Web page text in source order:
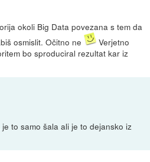
okoli Big Data povezana s tem da
osmislit. Očitno ne
Verjetno
bo sproduciral rezultat kar iz
to samo šala ali je to dejansko iz